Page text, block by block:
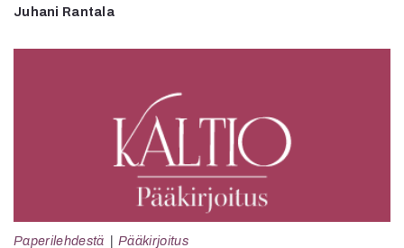
Juhani Rantala
Paperilehdestä Pääkirjoitus